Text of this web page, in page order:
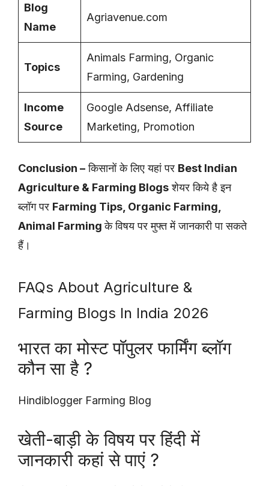
Blog
Name
Agriavenue.com
Topics
Animals Farming, Organic
Farming, Gardening
Income
Source
Google Adsense, Affiliate
Marketing, Promotion
Conclusion –किसानों के लिए यहां पर Best Indian
Agriculture & Farming Blogsशेयर किये है इन
ब्लॉग पर Farming Tips, Organic Farming,
Animal Farmingके विषय पर मुफ्त में जानकारी पा सकते
हैं।
FAQs About Agriculture &
Farming Blogs In India 2026
भारत का मोस्ट पॉपुलर फार्मिंग ब्लॉग
कौन सा है ?
Hindiblogger Farming Blog
खेती-बाड़ी के विषय पर हिंदी में
जानकारी कहां से पाएं ?